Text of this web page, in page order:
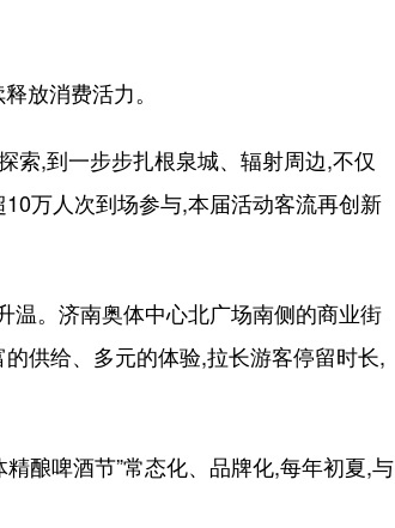
放消费活力。
,到一步步扎根泉城、辐射周边,不仅
万人次到场参与,本届活动客流再创新
。济南奥体中心北广场南侧的商业街
供给、多元的体验,拉长游客停留时长,
酿啤酒节”常态化、品牌化,每年初夏,与